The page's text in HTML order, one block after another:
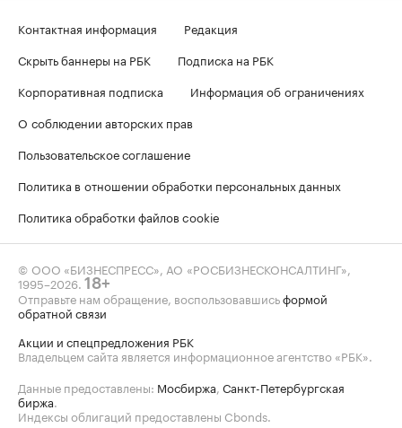
Контактная информация
Редакция
Скрыть баннеры на РБК
Подписка на РБК
Корпоративная подписка
Информация об ограничениях
О соблюдении авторских прав
Пользовательское соглашение
Политика в отношении обработки персональных данных
Политика обработки файлов cookie
© ООО «БИЗНЕСПРЕСС», АО «РОСБИЗНЕСКОНСАЛТИНГ»,
1995–2026. 18+
Отправьте нам обращение, воспользовавшисьформой
обратной связи
Акции и спецпредложения РБК
Владельцем сайта является информационное агентство «РБК».
Данные предоставлены: Мосбиржа, Санкт-Петербургская
биржа.
Индексы облигаций предоставлены Cbonds.